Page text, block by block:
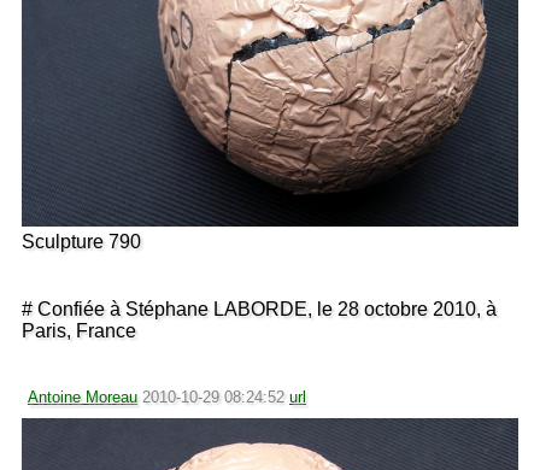
Sculpture 790
# Confiée à Stéphane LABORDE, le 28 octobre 2010, à
Paris, France
Antoine Moreau 2010-10-29 08:24:52 url